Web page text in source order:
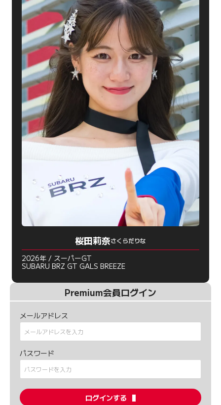
桜田莉奈さくらだりな
2026年 / スーパーGT
SUBARU BRZ GT GALS BREEZE
Premium会員ログイン
メールアドレス
パスワード
ログインする